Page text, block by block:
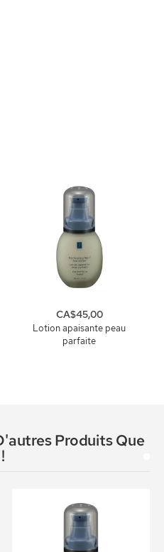
Lotion apaisante peau
parfaite
CA$45,00
Produits Que